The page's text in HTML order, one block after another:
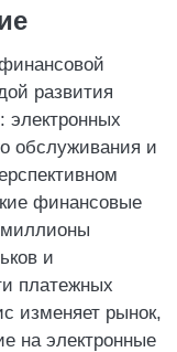
развития
электронных
обслуживания и
финансовые
миллионы
и
платежных
изменяет рынок,
на электронные